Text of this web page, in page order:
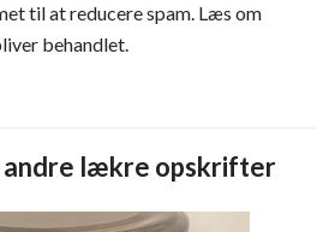
til at reducere spam. Læs om
behandlet.
andre lækre opskrifter